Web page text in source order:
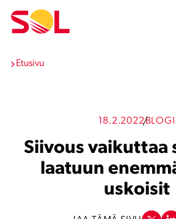
sisältöön
Etusivu
18.2.2022BLOGI
Siivous vaikuttaa
laatuun
uskoisit